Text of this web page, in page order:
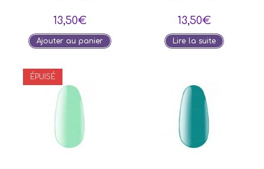
13,50€
Ajouter au panier
13,50€
Lire la suite
ÉPUISÉ